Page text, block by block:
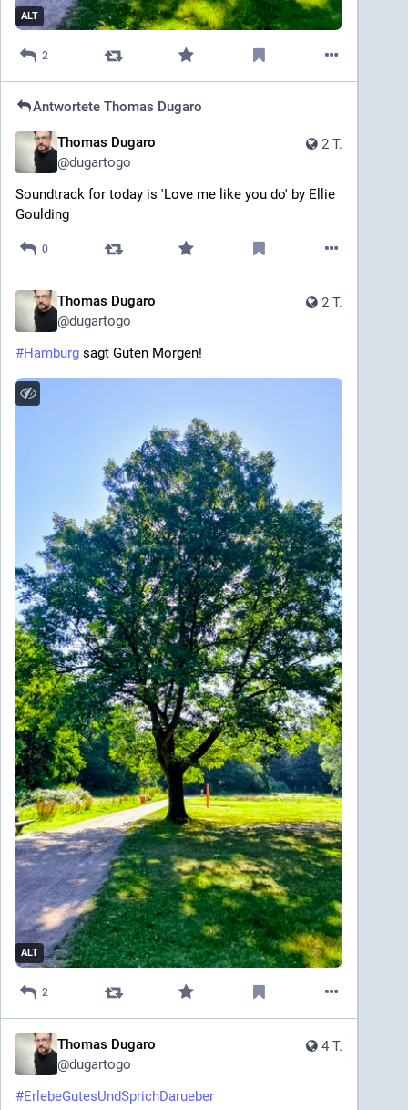
ALT
2
AntworteteThomas Dugaro
2 T.
Thomas Dugaro
@dugartogo
Soundtrack for today is 'Love me like you do' by Ellie
Goulding
0
2 T.
Thomas Dugaro
@dugartogo
#Hamburg sagt Guten Morgen!
ALT
2
4 T.
Thomas Dugaro
@dugartogo
#ErlebeGutesUndSprichDarueber